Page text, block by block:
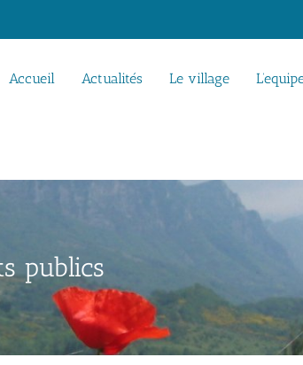
Accueil Actualités Le village
publics